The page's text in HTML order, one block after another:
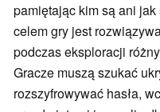
pamiętając kim są ani
celem gry jest
podczas eksploracji
Gracze muszą szukać
rozszyfrowywać hasła,